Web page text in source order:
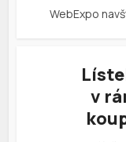
WebExpo
v